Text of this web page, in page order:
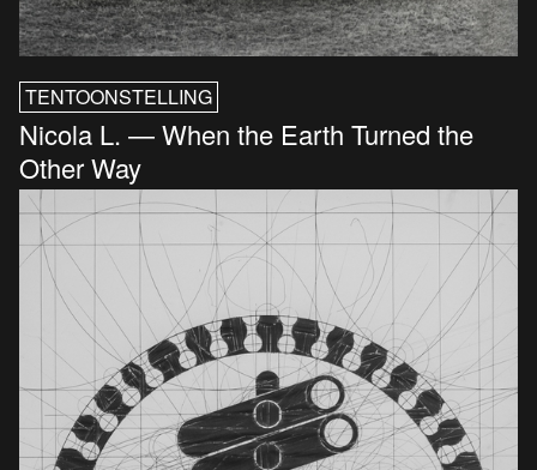
TENTOONSTELLING
Nicola L. — When the Earth Turned the
Other Way